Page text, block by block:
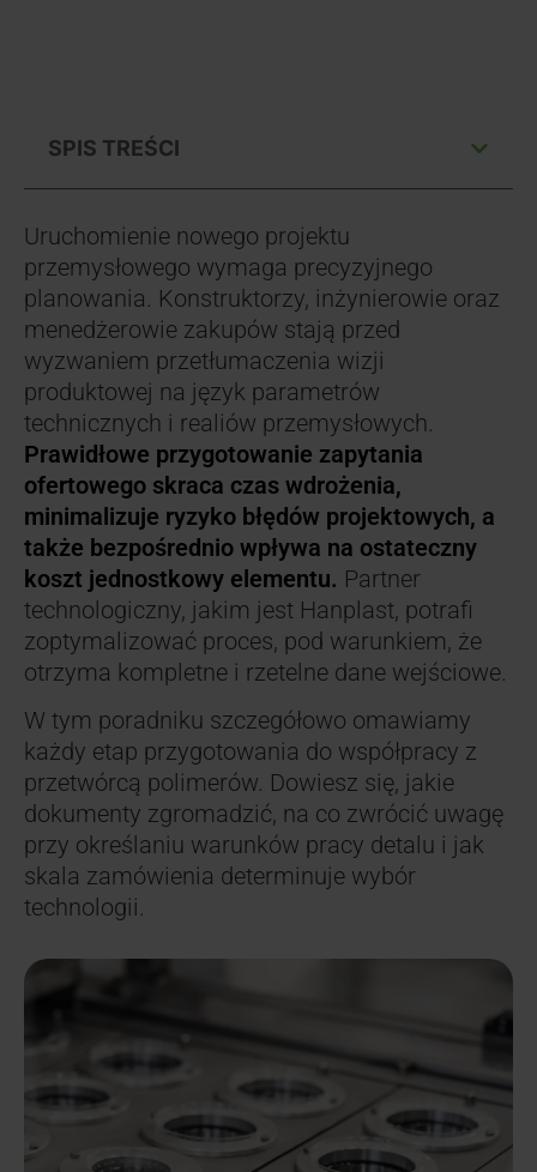
Uruchomienie nowego projektu
przemysłowego wymaga precyzyjnego
planowania. Konstruktorzy, inżynierowie oraz
menedżerowie zakupów stają przed
wyzwaniem przetłumaczenia wizji
produktowej na język parametrów
technicznych i realiów przemysłowych.
Prawidłowe przygotowanie zapytania
ofertowego skraca czas wdrożenia,
minimalizuje ryzyko błędów projektowych, a
także bezpośrednio wpływa na ostateczny
koszt jednostkowy elementu. Partner
technologiczny, jakim jest Hanplast, potrafi
zoptymalizować proces, pod warunkiem, że
otrzyma kompletne i rzetelne dane wejściowe.
W tym poradniku szczegółowo omawiamy
każdy etap przygotowania do współpracy z
przetwórcą polimerów. Dowiesz się, jakie
dokumenty zgromadzić, na co zwrócić uwagę
przy określaniu warunków pracy detalu i jak
skala zamówienia determinuje wybór
technologii.
SPIS TREŚCI